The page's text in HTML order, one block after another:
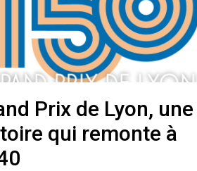
Prix de Lyon, une
qui remonte à